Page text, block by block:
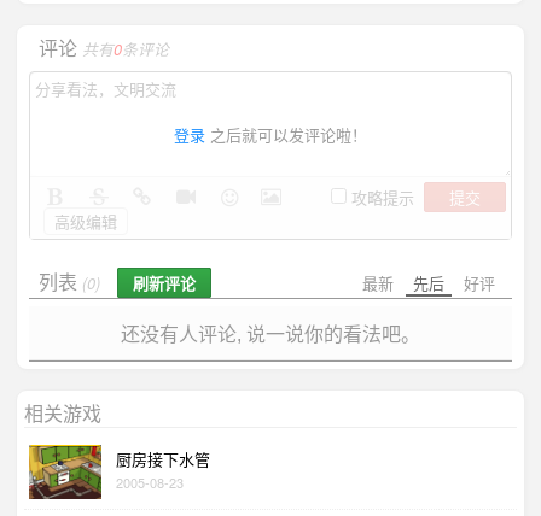
评论 共有0条评论
登录 之后就可以发评论啦！
攻略提示
提交
高级编辑
最新 先后 好评
列表 (0) 刷新评论
还没有人评论, 说一说你的看法吧。
相关游戏
厨房接下水管
2005-08-23